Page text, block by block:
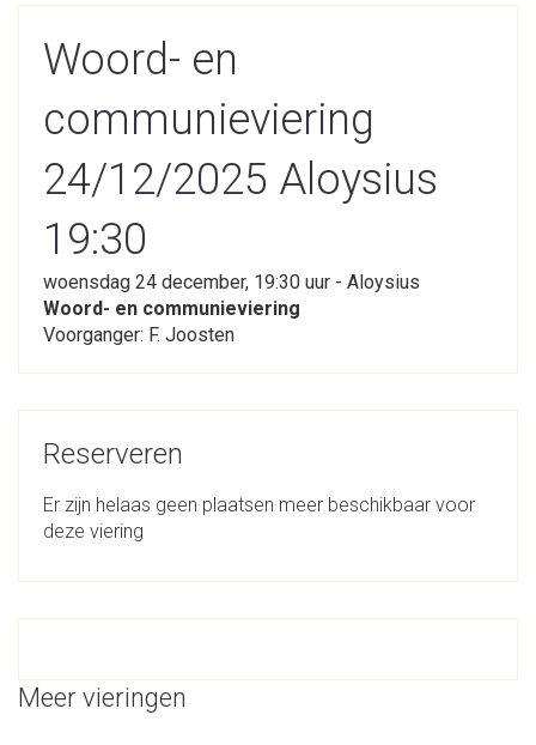
Woord- en
communieviering
24/12/2025 Aloysius
19:30
woensdag 24 december, 19:30 uur - Aloysius
Woord- en communieviering
Voorganger: F. Joosten
Reserveren
Er zijn helaas geen plaatsen meer beschikbaar voor
deze viering
Meer vieringen